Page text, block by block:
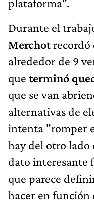
plataforma".
Durante el
Merchotrecordó
alrededor de 9
que terminó
que se van
alternativas de
intenta "romper
hay del otro lado
dato interesante
que parece
hacer en función